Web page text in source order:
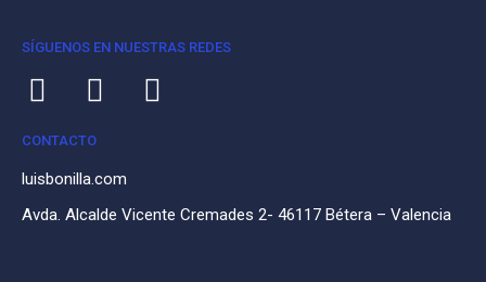
SÍGUENOS EN NUESTRAS REDES
CONTACTO
luisbonilla.com
Avda. Alcalde Vicente Cremades 2- 46117 Bétera – Valencia